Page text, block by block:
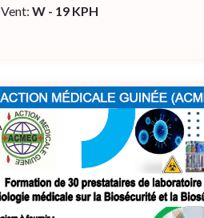
Vent: W - 19 KPH